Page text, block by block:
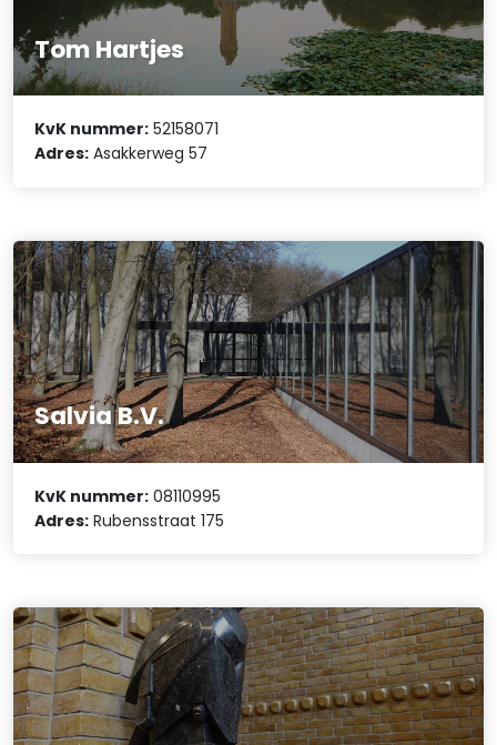
Tom Hartjes
KvK nummer: 52158071
Adres: Asakkerweg 57
Salvia B.V.
KvK nummer: 08110995
Adres: Rubensstraat 175